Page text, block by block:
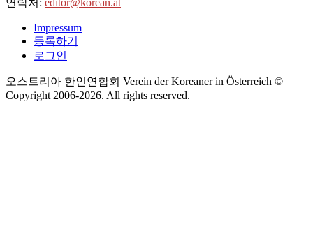
Impressum
등록하기
로그인
오스트리아 한인연합회 Verein der Koreaner in Österreich ©
Copyright 2006-2026. All rights reserved.